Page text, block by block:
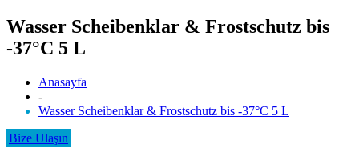
Wasser Scheibenklar & Frostschutz bis
-37°C 5 L
Anasayfa
-
Wasser Scheibenklar & Frostschutz bis -37°C 5 L
Bize Ulaşın